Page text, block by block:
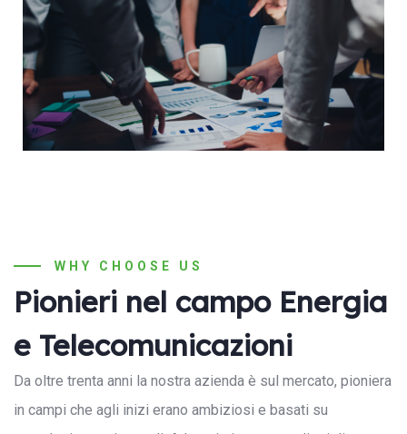
WHY CHOOSE US
Pionieri nel campo Energia
e Telecomunicazioni
Da oltre trenta anni la nostra azienda è sul mercato, pioniera
in campi che agli inizi erano ambiziosi e basati su